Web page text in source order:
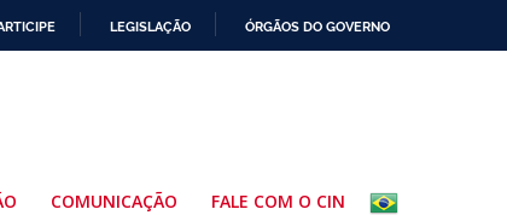
LEGISLAÇÃO ÓRGÃOS DO GOVERNO
COMUNICAÇÃO FALE COM O CIN